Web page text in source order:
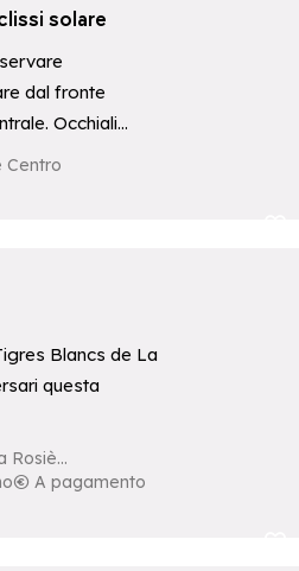
solare
dal fronte
Occhiali
Centro
Blancs de La
questa
A pagamento